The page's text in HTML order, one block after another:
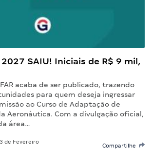
2027 SAIU! Iniciais de R$ 9 mil,
acaba de ser publicado, trazendo
para quem deseja ingressar
ao Curso de Adaptação de
Aeronáutica. Com a divulgação oficial,
área…
de Fevereiro
Compartilhe